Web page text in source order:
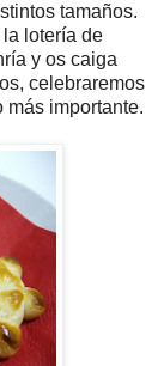
tamaños.
lotería de
y os caiga
celebraremos
más importante.